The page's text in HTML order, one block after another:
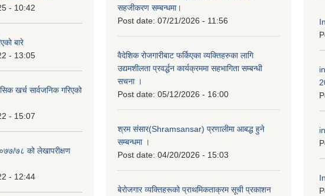
- 10:42
बारे
- 13:05
खर्च सार्वजनिक गरिएको
- 15:07
७८ को लेखापरीक्षण
- 12:44
सहजीकरण सम्बन्धमा।
Post date: 07/21/2026 - 11:56
वैदेशिक रोजगारीबाट फर्किएका व्यक्तिहरुका लागि
उद्यमशीलता प्रवर्द्धन कार्यक्रममा सहभागिता सम्बन्धी
सचना ।
Post date: 05/12/2026 - 16:00
श्रम संसार(Shramsansar) प्रणालीमा आबद्ध हुने
सम्बन्धमा ।
Post date: 04/20/2026 - 15:03
बेरोजगार व्यक्तिहरूको प्राथमिकताक्रम सूची प्रकाशन